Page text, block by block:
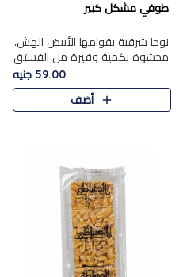
طوفي مشكل كبير
نوجا شرقية بقوامها الأبيض الهش،
محشوة بكمية وفيرة من الفستق
الفاخر لتمنحك نكهة غنية وقرمشة
مميزة في كل قطعة، لتجربة تجمع
بين الفخامة والمذاق..
59.00 جنيه
أضف